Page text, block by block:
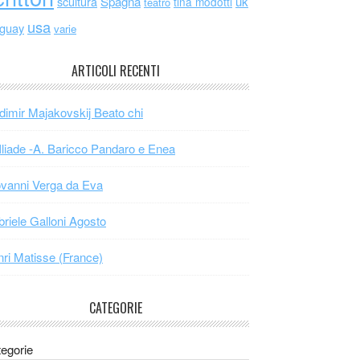
usa varie
ARTICOLI RECENTI
Majakovskij Beato chi
-A. Baricco Pandaro e Enea
Verga da Eva
Galloni Agosto
Matisse (France)
CATEGORIE